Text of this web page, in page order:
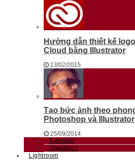
Hướng dẫn thiết kế
Cloud bằng Illustrator
13/02/2015
Tạo bức ảnh theo
Photoshop và Illustrator
25/09/2014
Tutorials
Download
Lightroom